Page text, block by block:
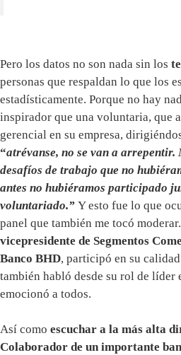
Pero los datos no son nada sin los
personas que respaldan lo que los
estadísticamente. Porque no hay
inspirador que una voluntaria, que
gerencial en su empresa,
“atrévanse, no se van a arrepentir.
desafíos de trabajo que no
antes no hubiéramos participado
voluntariado.” Y esto fue lo que
panel que también me tocó moderar.
vicepresidente de Segmentos
Banco BHD, participó en su
también habló desde su rol de
emocionó a todos.
Así como escuchar a la más alta
Colaborador de un importante